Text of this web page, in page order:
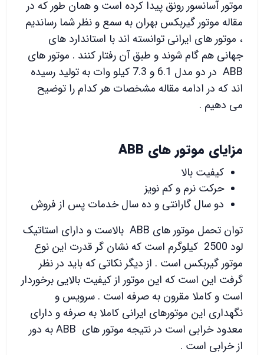
موتور آسانسور رونق پیدا کرده است و همان طور که در
مقاله موتور گیربکس بهران به سمع و نظر شما رساندیم
، موتور های ایرانی توانسته اند با استاندارد های
جهانی هم گام شوند و طبق آن رفتار کنند . موتور های
ABB در دو مدل 6.1 و 7.3 کیلو وات به تولید رسیده
اند که در ادامه مقاله مشخصات هر کدام را توضیح
می دهیم .
مزایای موتور های ABB
کیفیت بالا
حرکت نرم و کم نویز
دو سال گارانتی و ده سال خدمات پس از فروش
توان تحمل موتور های ABB بالاست و دارای استاتیک
لود 2500 کیلوگرم است که نشان گر قدرت این نوع
موتور گیربکس است . از دیگر نکاتی که باید در نظر
گرفت این است که این موتور از کیفیت بالایی برخوردار
است و کاملا مقرون به صرفه است . سرویس و
نگهداری این موتورهای ایرانی کاملا به صرفه و دارای
معدود خرابی است در نتیجه موتور های ABB به دور
از خرابی است .